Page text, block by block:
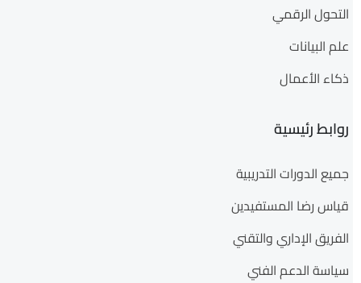
التحول الرقمي
علم البيانات
ذكاء الأعمال
روابط رئيسية
جميع الدورات التدريبية
قياس رضا المستفيدين
الفريق الإداري والتقني
سياسة الدعم الفني